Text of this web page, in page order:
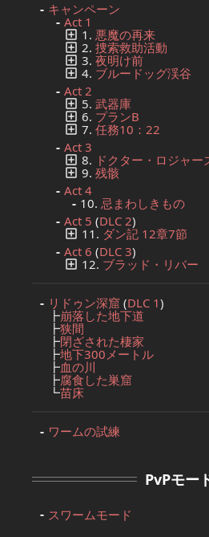
キャンペーン
Act 1
1. 悪魔の再来
2. 捜索救助活動
3. 夜明け前
4. ブルードッグ渓谷
Act 2
5. 武器庫
6. プランB
7. 任務10：22
Act 3
8. ドクター・ロジャー
9. 残骸
Act 4
10. 忌まわしきもの
Act 5 (DLC 2)
11. ダン記 12章7節
Act 6 (DLC 3)
12. ブラッド・リバー
リドゥン深窟 (DLC 1)
┣崩落した地下道
┣狭間
┣閉ざされた棲家
┣地下300メートル
┣血の川
┣腐食した巣窟
┗苗床
ワームの試練
PvPモー
スワームモード